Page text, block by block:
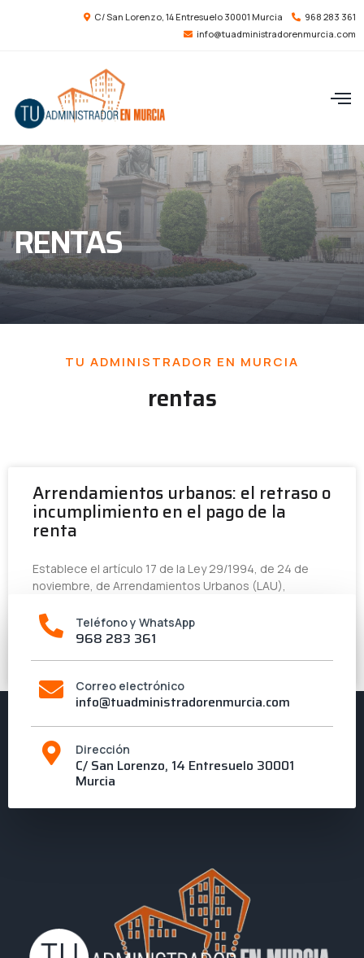
C/ San Lorenzo, 14 Entresuelo 30001 Murcia
968 283 361
info@tuadministradorenmurcia.com
RENTAS
TU ADMINISTRADOR EN MURCIA
rentas
Arrendamientos urbanos: el retraso o
incumplimiento en el pago de la
renta
Establece el artículo 17 de la Ley 29/1994, de 24 de
noviembre, de Arrendamientos Urbanos (LAU),
LEER MÁS »Teléfono y WhatsApp
968 283 361
Correo electrónico
info@tuadministradorenmurcia.com
Dirección
C/ San Lorenzo, 14 Entresuelo 30001
Murcia